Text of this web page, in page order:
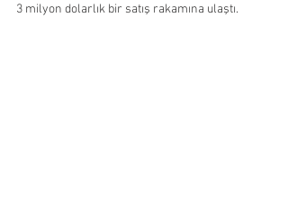
3 milyon dolarlık bir satış rakamına ulaştı.